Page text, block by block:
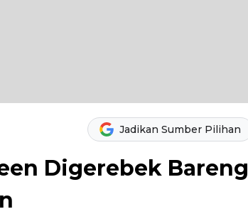
Jadikan Sumber Pilihan
Digerebek Bareng